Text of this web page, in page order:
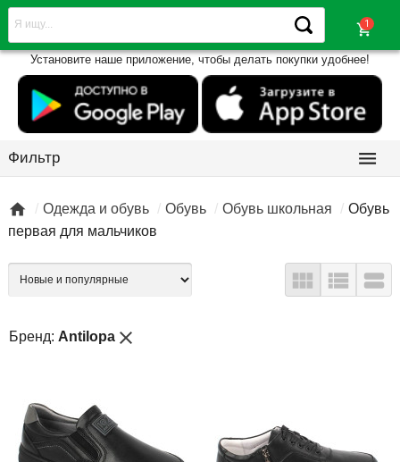
shopping_cart
Установите наше приложение, чтобы делать покупки удобнее!
Фильтр 
 Одежда и обувь Обувь Обувь школьная
Обувь
первая для мальчиков
  
Бренд: Antilopa close